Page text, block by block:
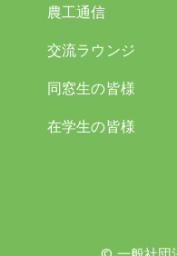
農工通信
交流ラウンジ
同窓生の皆様
在学生の皆様